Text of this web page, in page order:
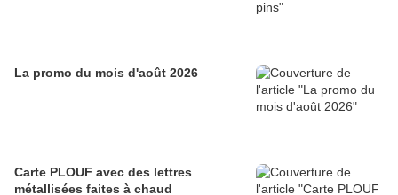
La promo du mois d'août 2026
Carte PLOUF avec des lettres
métallisées faites à chaud